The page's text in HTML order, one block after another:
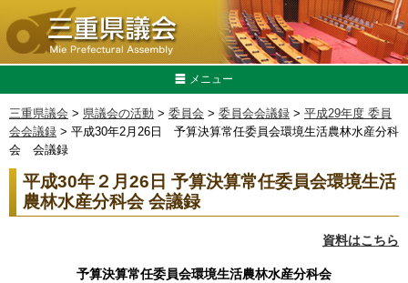
メニュー
三重県議会 > 県議会の活動 > 委員会 > 委員会会議録 > 平成29年度 委員
会会議録 > 平成30年2月26日 予算決算常任委員会環境生活農林水産分科
会 会議録
平成30年２月26日 予算決算常任委員会環境生活
農林水産分科会 会議録
資料はこちら
予算決算常任委員会環境生活農林水産分科会